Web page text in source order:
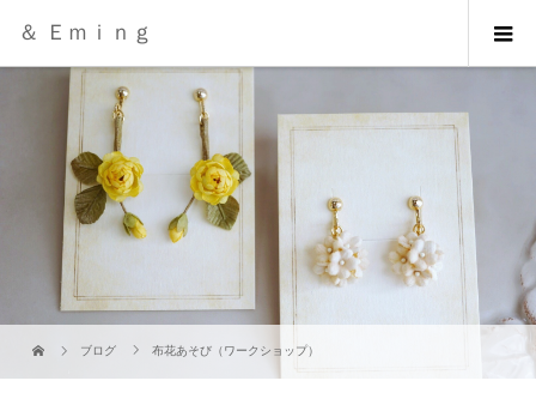
＆ Ｅｍｉｎｇ
ブログ 布花あそび（ワークショップ）